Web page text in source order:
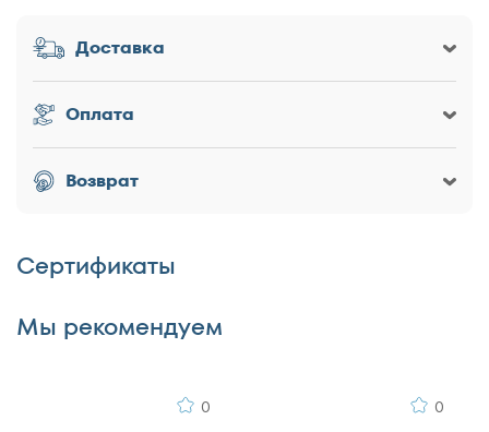
180x190
180x195
180x200
200x190
Заголовок
Оценка товара
Достоинства
Доставка
Оплата
Возврат
Сертификаты
Мы рекомендуем
0 0